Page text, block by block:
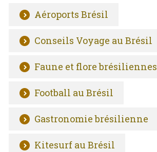
Aéroports Brésil
Conseils Voyage au Brésil
Faune et flore brésiliennes
Football au Brésil
Gastronomie brésilienne
Kitesurf au Brésil